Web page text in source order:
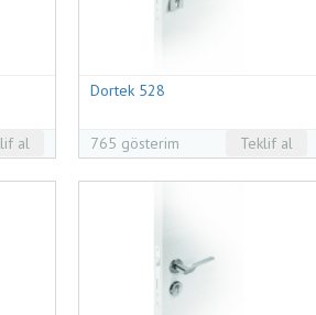
al
Dortek 528
765 gösterim Teklif al